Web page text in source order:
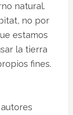
natural.
no por
estamos
la tierra
fines.